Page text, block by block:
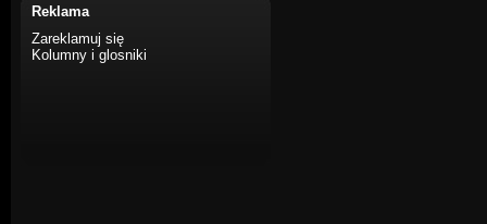
Reklama
Zareklamuj się
Kolumny i glosniki